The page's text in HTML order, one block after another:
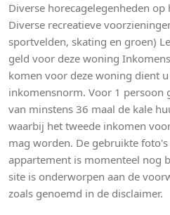
Diverse horecagelegenheden op
Diverse recreatieve
sportvelden, skating en groen)
geld voor deze woning
komen voor deze woning dient
inkomensnorm. Voor 1 persoon
van minstens 36 maal de kale
waarbij het tweede inkomen
mag worden. De gebruikte
appartement is momenteel nog
site is onderworpen aan de
zoals genoemd in de disclaimer.